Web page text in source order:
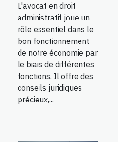
L'avocat en droit
administratif joue un
rôle essentiel dans le
bon fonctionnement
de notre économie par
le biais de différentes
fonctions. Il offre des
conseils juridiques
précieux,...